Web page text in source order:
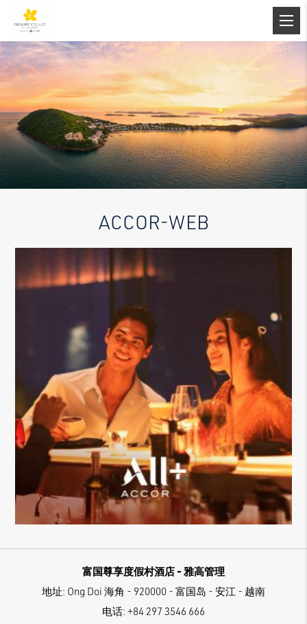
ACCOR-WEB
富国尊享度假村酒店 - 雅高管理
地址: Ong Doi 海角 - 920000 - 富国岛 - 安江 - 越南
电话: +84 297 3546 666